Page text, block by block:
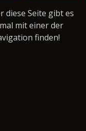
diese Seite gibt es
mit einer der
finden!